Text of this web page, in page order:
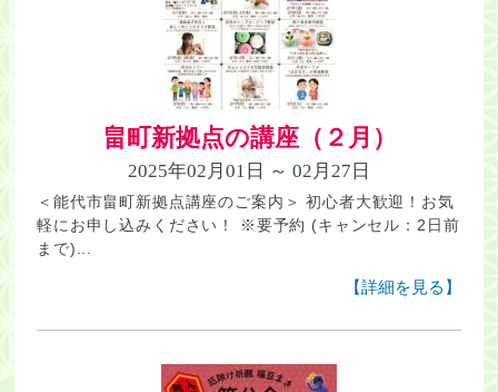
畠町新拠点の講座（２月）
2025年02月01日 ～ 02月27日
＜能代市畠町新拠点講座のご案内＞ 初心者大歓迎！お気
軽にお申し込みください！ ※要予約 (キャンセル：2日前
まで)...
【詳細を見る】